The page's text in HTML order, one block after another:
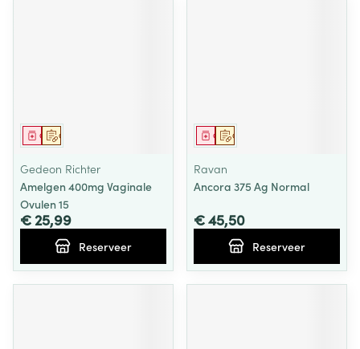
Op voorschrift
Geneesmiddel
Gedeon Richter
Amelgen 400mg Vaginale
Ovulen 15
€ 25,99
Reserveer
Op voorschrift
Geneesmiddel
Ravan
Ancora 375 Ag Normal
€ 45,50
Reserveer